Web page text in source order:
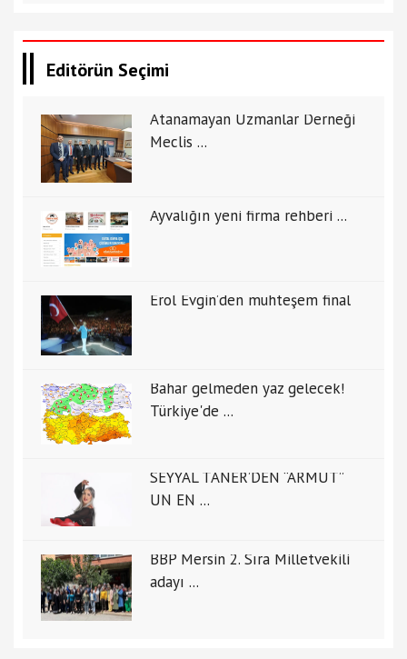
Editörün Seçimi
Atanamayan Uzmanlar Derneği
Meclis ...
Ayvalığın yeni firma rehberi ...
Erol Evgin’den muhteşem final
Bahar gelmeden yaz gelecek!
Türkiye'de ...
SEYYAL TANER’DEN “ARMUT”
UN EN ...
BBP Mersin 2. Sıra Milletvekili
adayı ...